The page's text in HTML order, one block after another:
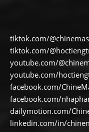
tiktok.com/
tiktok.com/
youtube.com/
youtube.com/
facebook.com/
facebook.com/
dailymotion.com/
linkedin.com/in/